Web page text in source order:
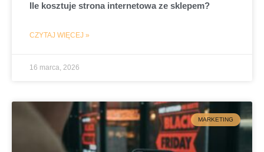
Ile kosztuje strona internetowa ze sklepem?
CZYTAJ WIĘCEJ »
16 marca, 2026
MARKETING